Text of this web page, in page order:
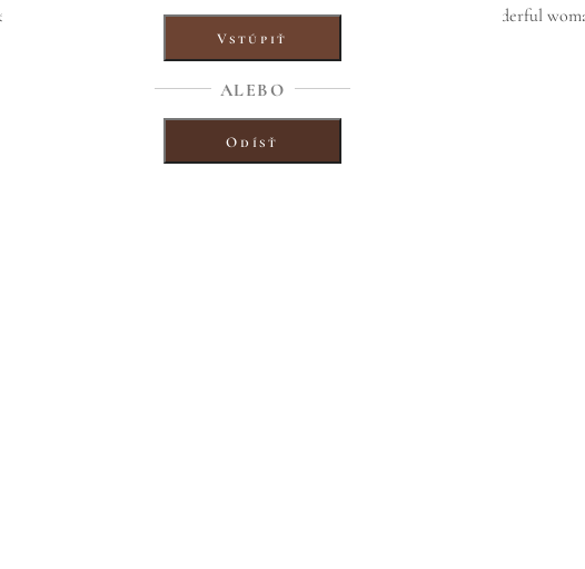
Let it remind us that we were very lucky to know a real lady, a wonderful
Vstúpiť
ALEBO
Odísť